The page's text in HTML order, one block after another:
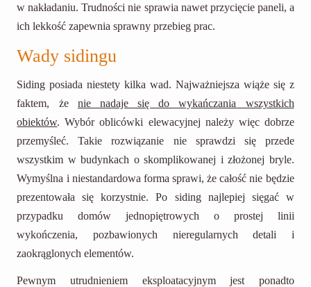
w nakładaniu. Trudności nie sprawia nawet przycięcie paneli, a
ich lekkość zapewnia sprawny przebieg prac.
Wady sidingu
Siding posiada niestety kilka wad. Najważniejsza wiąże się z
faktem, że nie nadaje się do wykańczania wszystkich
obiektów. Wybór oblicówki elewacyjnej należy więc dobrze
przemyśleć. Takie rozwiązanie nie sprawdzi się przede
wszystkim w budynkach o skomplikowanej i złożonej bryle.
Wymyślna i niestandardowa forma sprawi, że całość nie będzie
prezentowała się korzystnie. Po siding najlepiej sięgać w
przypadku domów jednopiętrowych o prostej linii
wykończenia, pozbawionych nieregularnych detali i
zaokrąglonych elementów.
Pewnym utrudnieniem eksploatacyjnym jest ponadto